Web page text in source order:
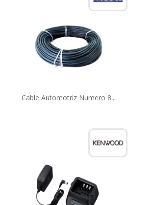
Cable Automotriz Numero 8...